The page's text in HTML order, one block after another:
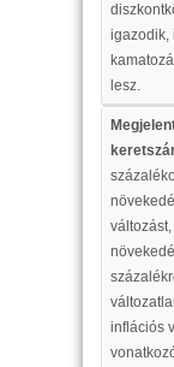
igazodik,
lesz.
inflációs